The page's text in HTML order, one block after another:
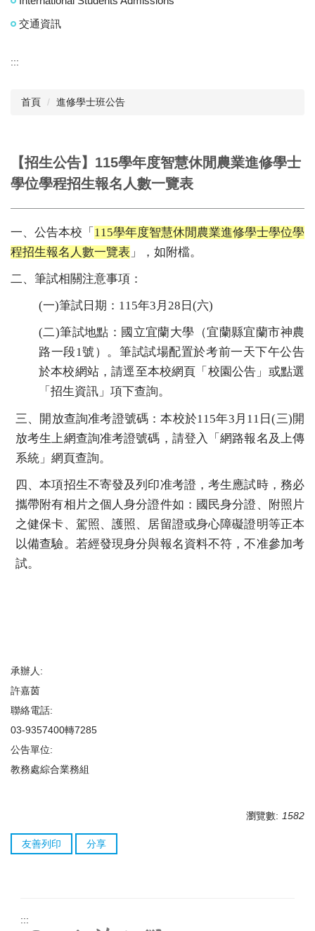
交通資訊
:::
首頁 進修學士班公告
【招生公告】115學年度智慧休閒農業進修學士
學位學程招生報名人數一覽表
一、公告本校「 115學年度智慧休閒農業進修學士學位學
程招生報名人數一覽表 」，如附檔。
二、筆試相關注意事項：
(一)筆試日期： 115年3 月 28 日 (六)
(二)筆試地點：國立宜蘭大學（宜蘭縣宜蘭市神農
路一段1號）。筆試試場配置於考前一天下午公告
於本校網站，請逕至本校網頁「校園公告」或點選
「招生資訊」項下查詢。
三、開放查詢准考證號碼：本校於115年3 月 11 日(三)開
放考生上網查詢准考證號碼，請登入「網路報名及上傳
系統 」網頁查詢。
四、本項招生不寄發及列印准考證，考生應試時，務必
攜帶附有相片之個人身分證件如： 國民身分證、附照片
之健保卡、駕照、護照、居留證或身心障礙證明等正本
以備查驗。若經發現身分與報名資料不符，不准參加考
試。
承辦人:
許嘉茵
聯絡電話:
03-9357400轉7285
公告單位:
教務處綜合業務組
瀏覽數: 1582
友善列印 分享
:::